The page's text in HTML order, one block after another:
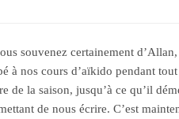
souvenez certainement
à nos cours d’aïkido pendant
de la saison, jusqu’à ce qu’il
de nous écrire. C’est